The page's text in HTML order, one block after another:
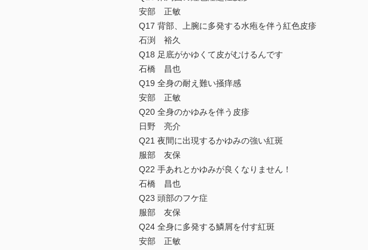
安部 正敏
Q17 背部、上腕に多発する水疱を伴う紅色皮疹
石渕 裕久
Q18 足底がかゆくて皮がむけるんです
石橋 昌也
Q19 全身の耐え難い掻痒感
安部 正敏
Q20 全身のかゆみを伴う皮疹
日野 亮介
Q21 夜間に出現するかゆみの強い紅斑
服部 友保
Q22 手あれとかゆみが良くなりません！
石橋 昌也
Q23 頭部のフケ症
服部 友保
Q24 全身に多発する鱗屑を付す紅斑
安部 正敏